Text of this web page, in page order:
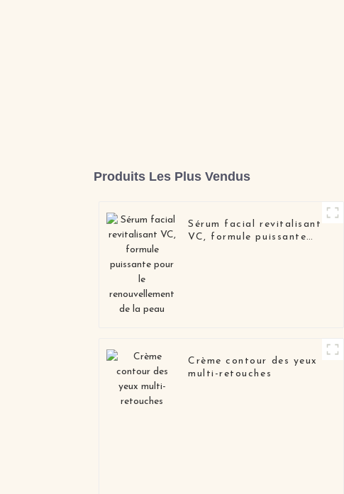
Produits Les Plus Vendus
Sérum facial revitalisant
VC, formule puissante
Crème contour des yeux
multi-retouches